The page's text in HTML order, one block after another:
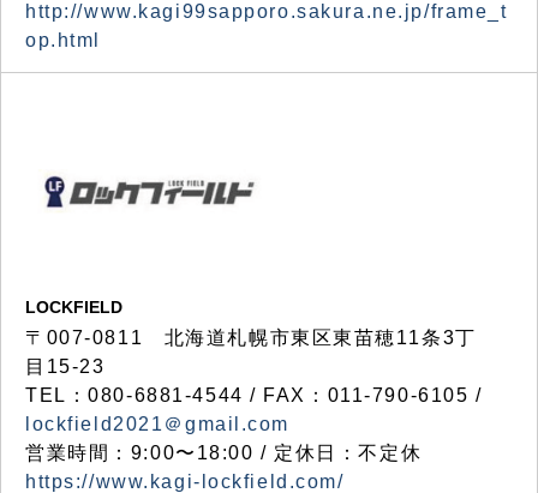
http://www.kagi99sapporo.sakura.ne.jp/frame_t
op.html
LOCKFIELD
〒007-0811 北海道札幌市東区東苗穂11条3丁
目15-23
TEL：080-6881-4544 / FAX：011-790-6105 /
lockfield2021＠gmail.com
営業時間：9:00〜18:00 / 定休日：不定休
https://www.kagi-lockfield.com/